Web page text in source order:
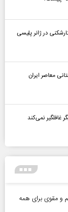
در ژانر پلیسی
معاصر ایران
نمی‌کند
سریع، سالم و مقوی برای همه